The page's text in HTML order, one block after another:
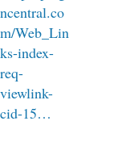
ncentral.co
m/Web_Lin
ks-index-
req-
viewlink-
cid-15…